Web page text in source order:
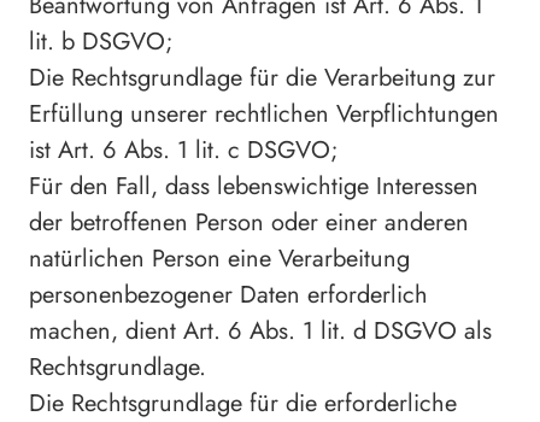
lit. b DSGVO;
Die Rechtsgrundlage für die Verarbeitung zur
Erfüllung unserer rechtlichen Verpflichtungen
ist Art. 6 Abs. 1 lit. c DSGVO;
Für den Fall, dass lebenswichtige Interessen
der betroffenen Person oder einer anderen
natürlichen Person eine Verarbeitung
personenbezogener Daten erforderlich
machen, dient Art. 6 Abs. 1 lit. d DSGVO als
Rechtsgrundlage.
Die Rechtsgrundlage für die erforderliche